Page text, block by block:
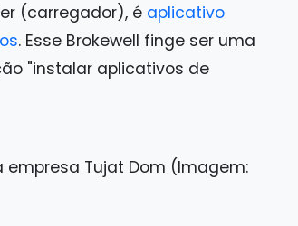
(carregador), é aplicativo
. Esse Brokewell finge ser uma
"instalar aplicativos de
Tujat Dom (Imagem: